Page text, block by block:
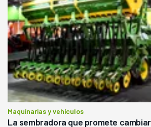
Maquinarias y vehículos
La sembradora que promete